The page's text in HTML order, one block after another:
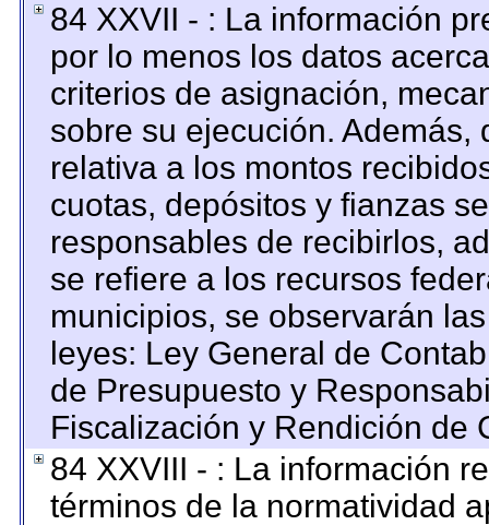
84 XXVII - : La información
por lo menos los datos
criterios de asignación,
sobre su ejecución.
relativa a los montos
cuotas, depósitos y fianzas
responsables de recibirlos,
se refiere a los recursos
municipios, se observarán
leyes: Ley General de
de Presupuesto y
Fiscalización y Rendición de
84 XXVIII - : La información
términos de la normatividad